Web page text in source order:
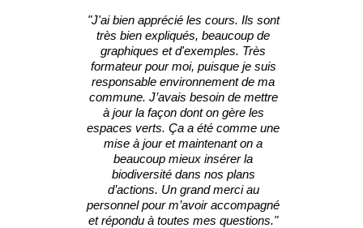
"J'ai bien apprécié les cours. Ils sont
très bien expliqués, beaucoup de
graphiques et d'exemples. Très
formateur pour moi, puisque je suis
responsable environnement de ma
commune. J’avais besoin de mettre
à jour la façon dont on gère les
espaces verts. Ça a été comme une
mise à jour et maintenant on a
beaucoup mieux insérer la
biodiversité dans nos plans
d’actions. Un grand merci au
personnel pour m’avoir accompagné
et répondu à toutes mes questions."